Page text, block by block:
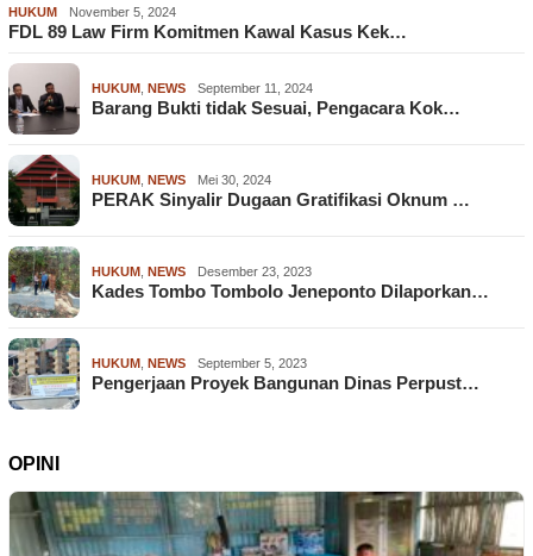
HUKUM November 5, 2024
FDL 89 Law Firm Komitmen Kawal Kasus Kek…
HUKUM NEWS September 11, 2024
Barang Bukti tidak Sesuai, Pengacara Kok…
HUKUM NEWS Mei 30, 2024
PERAK Sinyalir Dugaan Gratifikasi Oknum …
HUKUM NEWS Desember 23, 2023
Kades Tombo Tombolo Jeneponto Dilaporkan…
HUKUM NEWS September 5, 2023
Pengerjaan Proyek Bangunan Dinas Perpust…
OPINI